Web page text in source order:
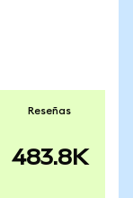
Reseñas
483.8K